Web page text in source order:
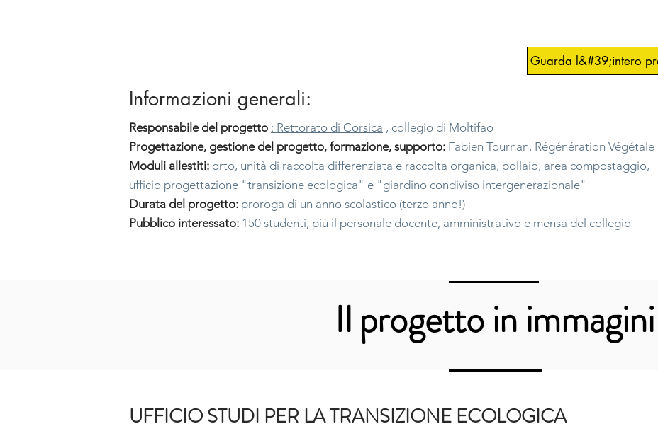
Guarda l&#39;intero
Informazioni generali:
Responsabile del progetto : Rettorato di Corsica , collegio di Moltifao
Progettazione, gestione del progetto, formazione, supporto: Fabien Tournan, Régénération Végétale
Moduli allestiti: orto, unità di raccolta differenziata e raccolta organica, pollaio, area compostaggio,
ufficio progettazione "transizione ecologica" e "giardino condiviso intergenerazionale"
Durata del progetto: proroga di un anno scolastico (terzo anno!)
Pubblico interessato: 150 studenti, più il personale docente, amministrativo e mensa del collegio
Il progetto in immagini
UFFICIO STUDI PER LA TRANSIZIONE ECOLOGICA